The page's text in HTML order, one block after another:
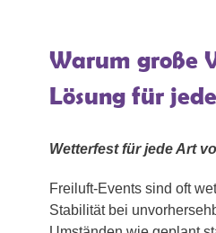
Warum große
Lösung für
Wetterfest für jede Art
Freiluft-Events sind oft
Stabilität bei